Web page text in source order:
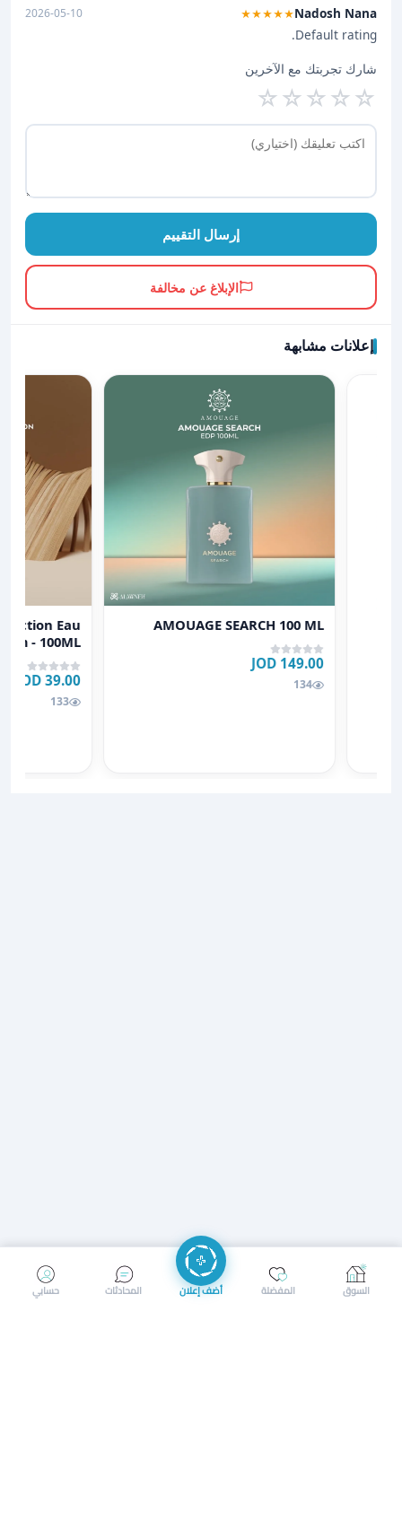
Nadosh Nana
★★★★★
2026-05-10
Default rating.
شارك تجربتك مع الآخرين
☆
☆
☆
☆
☆
إرسال التقييم
الإبلاغ عن مخالفة
إعلانات مشابهة
AMOUAGE SEARCH 100 ML
149.00 JOD
134
عرض تفاصيل Dusk The Woods Collection Eau de Parfum - 100ML
Eau
- 100ML
39.00 JOD
133
إرسال رسالة إجراء مكالمة
حسابي المحادثات أضف إعلان المفضلة السوق